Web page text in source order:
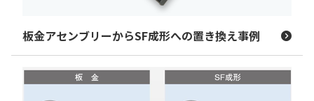
板金アセンブリーからSF成形への置き換え事例